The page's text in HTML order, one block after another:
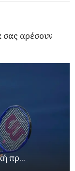
σας αρέσουν
πρ...